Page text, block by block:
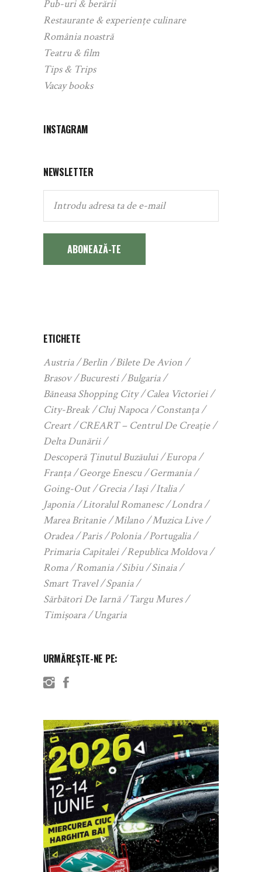
Pub-uri & berării
Restaurante & experiențe culinare
România noastră
Teatru & film
Tips & Trips
Vacay books
INSTAGRAM
NEWSLETTER
ABONEAZĂ-TE
ETICHETE
Austria Berlin
Bilete De Avion
Brasov
Bucuresti
Bulgaria
Băneasa Shopping City
Calea Victoriei
City-Break
Cluj Napoca
Constanța
Creart
CREART – Centrul De Creație
Delta Dunării
Descoperă Ținutul Buzăului
Europa
Franța
George Enescu
Germania
Going-Out
Grecia Iași
Italia
Japonia
Litoralul Romanesc
Londra
Marea Britanie
Milano
Muzica Live
Oradea
Paris Polonia
Portugalia
Primaria Capitalei
Republica Moldova
Roma
Romania Sibiu
Sinaia
Smart Travel
Spania
Sărbători De Iarnă
Targu Mures
Timișoara
Ungaria
URMĂREȘTE-NE PE: